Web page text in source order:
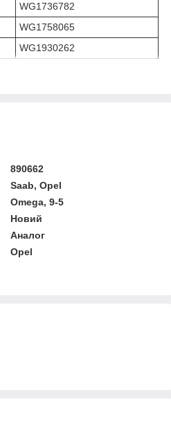
WG1736782
WG1758065
WG1930262
890662
Saab, Opel
Omega, 9-5
Новий
Аналог
Opel